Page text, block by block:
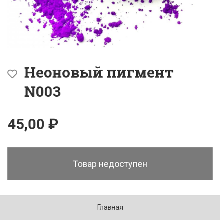
Неоновый пигмент
N003
45,00 ₽
Товар недоступен
Главная